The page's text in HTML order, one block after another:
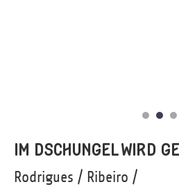
IM DSCHUNGEL WIRD
Rodrigues / Ribeiro /